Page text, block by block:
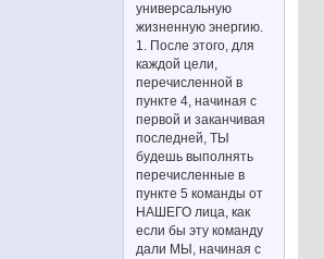
универсальную
жизненную энергию.
1. После этого, для
каждой цели,
перечисленной в
пункте 4, начиная с
первой и заканчивая
последней, ТЫ
будешь выполнять
перечисленные в
пункте 5 команды от
НАШЕГО лица, как
если бы эту команду
дали МЫ, начиная с